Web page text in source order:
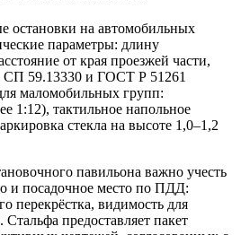
остановки на автомобильных
параметры: длину
от края проезжей части,
СП 59.13330 и ГОСТ Р 51261
маломобильных групп:
1:12), тактильное напольное
стекла на высоте 1,0–1,2
павильона важно учесть
и посадочное место по ПДД:
перекрёстка, видимость для
предоставляет пакет